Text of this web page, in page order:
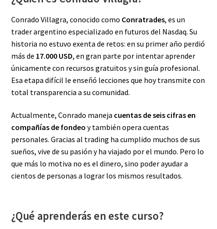
Conrado Villagra, conocido como Conratrades, es un
trader argentino especializado en futuros del Nasdaq. Su
historia no estuvo exenta de retos: en su primer año perdió
más de 17.000 USD, en gran parte por intentar aprender
únicamente con recursos gratuitos y sin guía profesional.
Esa etapa difícil le enseñó lecciones que hoy transmite con
total transparencia a su comunidad.
Actualmente, Conrado maneja cuentas de seis cifras en
compañías de fondeo y también opera cuentas
personales. Gracias al trading ha cumplido muchos de sus
sueños, vive de su pasión y ha viajado por el mundo. Pero lo
que más lo motiva no es el dinero, sino poder ayudar a
cientos de personas a lograr los mismos resultados.
¿Qué aprenderás en este curso?